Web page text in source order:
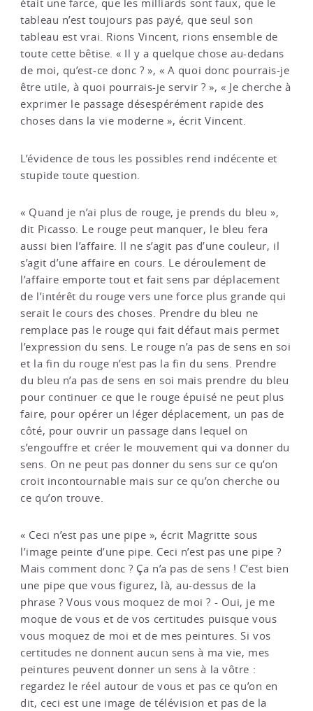
était une farce, que les milliards sont faux, que le
tableau n’est toujours pas payé, que seul son
tableau est vrai. Rions Vincent, rions ensemble de
toute cette bêtise. « Il y a quelque chose au-dedans
de moi, qu’est-ce donc ? », « A quoi donc pourrais-je
être utile, à quoi pourrais-je servir ? », « Je cherche à
exprimer le passage désespérément rapide des
choses dans la vie moderne », écrit Vincent.
L’évidence de tous les possibles rend indécente et
stupide toute question.
« Quand je n’ai plus de rouge, je prends du bleu »,
dit Picasso. Le rouge peut manquer, le bleu fera
aussi bien l’affaire. Il ne s’agit pas d’une couleur, il
s’agit d’une affaire en cours. Le déroulement de
l’affaire emporte tout et fait sens par déplacement
de l’intérêt du rouge vers une force plus grande qui
serait le cours des choses. Prendre du bleu ne
remplace pas le rouge qui fait défaut mais permet
l’expression du sens. Le rouge n’a pas de sens en soi
et la fin du rouge n’est pas la fin du sens. Prendre
du bleu n’a pas de sens en soi mais prendre du bleu
pour continuer ce que le rouge épuisé ne peut plus
faire, pour opérer un léger déplacement, un pas de
côté, pour ouvrir un passage dans lequel on
s’engouffre et créer le mouvement qui va donner du
sens. On ne peut pas donner du sens sur ce qu’on
croit incontournable mais sur ce qu’on cherche ou
ce qu’on trouve.
« Ceci n’est pas une pipe », écrit Magritte sous
l’image peinte d’une pipe. Ceci n’est pas une pipe ?
Mais comment donc ? Ça n’a pas de sens ! C’est bien
une pipe que vous figurez, là, au-dessus de la
phrase ? Vous vous moquez de moi ? - Oui, je me
moque de vous et de vos certitudes puisque vous
vous moquez de moi et de mes peintures. Si vos
certitudes ne donnent aucun sens à ma vie, mes
peintures peuvent donner un sens à la vôtre :
regardez le réel autour de vous et pas ce qu’on en
dit, ceci est une image de télévision et pas de la